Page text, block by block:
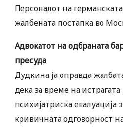
Персоналот на
жалбената постапка во
Адвокатот на одбраната
пресуда
Дудкина ја оправда
дека за време на
психијатриска евалуација
кривичната одговорност